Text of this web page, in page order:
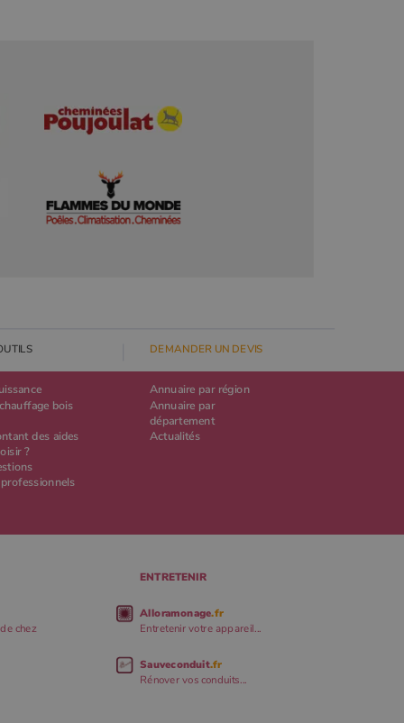
DEMANDER UN DEVIS
bois
des aides
?
Annuaire par région
Annuaire par
département
Actualités
chez
ENTRETENIR
Alloramonage.fr
Entretenir votre appareil...
Sauveconduit.fr
Rénover vos conduits...